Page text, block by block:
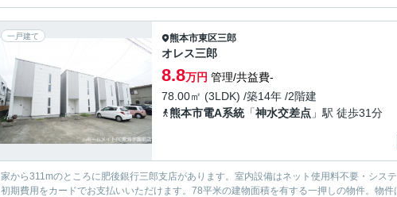
一戸建て 熊本市東区三郎
オレス三郎
8.8万円 管理/共益費-
78.00㎡ (3LDK) /築14年 /2階建
熊本市電A系統「神水交差点 」駅 徒歩31分
家から311mのところに肥後銀行三郎支店があります。室内設備はネット使用料不要・シス
初期費用をカードでお支払いいただけます。78平米の建物面積を有する一押しの物件。物